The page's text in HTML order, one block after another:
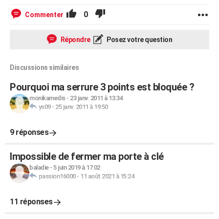
Commenter 0
Répondre Posez votre question
Discussions similaires
Pourquoi ma serrure 3 points est bloquée ?
monikamedis- 23 janv. 2011 à 13:34
ys09- 25 janv. 2011 à 19:50
9 réponses
Impossible de fermer ma porte à clé
baladie- 5 juin 2019 à 17:02
passion16000- 11 août 2021 à 15:24
11 réponses